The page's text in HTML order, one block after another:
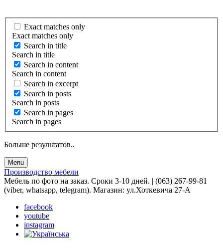
Exact matches only
Exact matches only
Search in title
Search in title
Search in content
Search in content
Search in excerpt
Search in posts
Search in posts
Search in pages
Search in pages
Больше результатов..
Menu
Производство мебели
Мебель по фото на заказ. Сроки 3-10 дней. | (063) 267-99-81
(viber, whatsapp, telegram). Магазин: ул.Хоткевича 27-А
facebook
youtube
instagram